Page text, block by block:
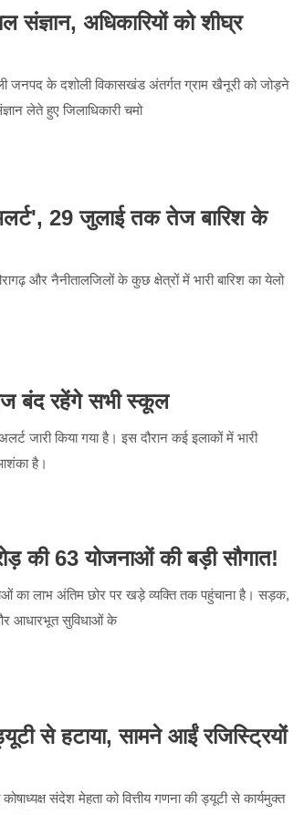
संज्ञान, अधिकारियों को शीघ्र
जनपद के दशोली विकासखंड अंतर्गत ग्राम खैनूरी को जोड़ने
लेते हुए जिलाधिकारी चमो
29 जुलाई तक तेज बारिश के
और नैनीतालजिलों के कुछ क्षेत्रों में भारी बारिश का येलो
बंद रहेंगे सभी स्कूल
किया गया है। इस दौरान कई इलाकों में भारी
है।
की 63 योजनाओं की बड़ी सौगात!
का लाभ अंतिम छोर पर खड़े व्यक्ति तक पहुंचाना है। सड़क,
और आधारभूत सुविधाओं के
से हटाया, सामने आईं रजिस्ट्रियों
संदेश मेहता को वित्तीय गणना की ड्यूटी से कार्यमुक्त